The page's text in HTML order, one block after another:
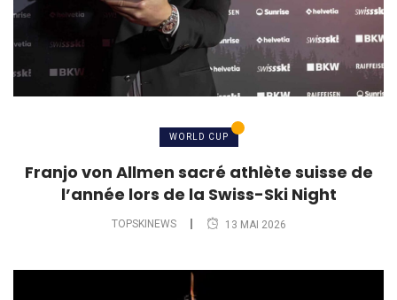
WORLD CUP
Franjo von Allmen sacré athlète suisse de
l’année lors de la Swiss-Ski Night
TOPSKINEWS 13 MAI 2026